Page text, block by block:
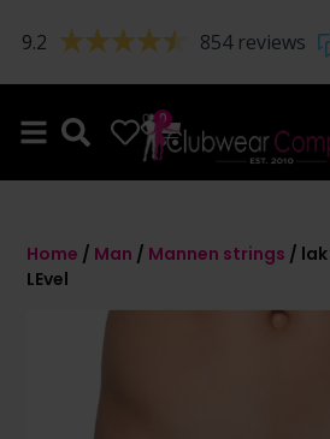
9.2 854 reviews
0 0
Home / Man / Mannen strings /
LEvel